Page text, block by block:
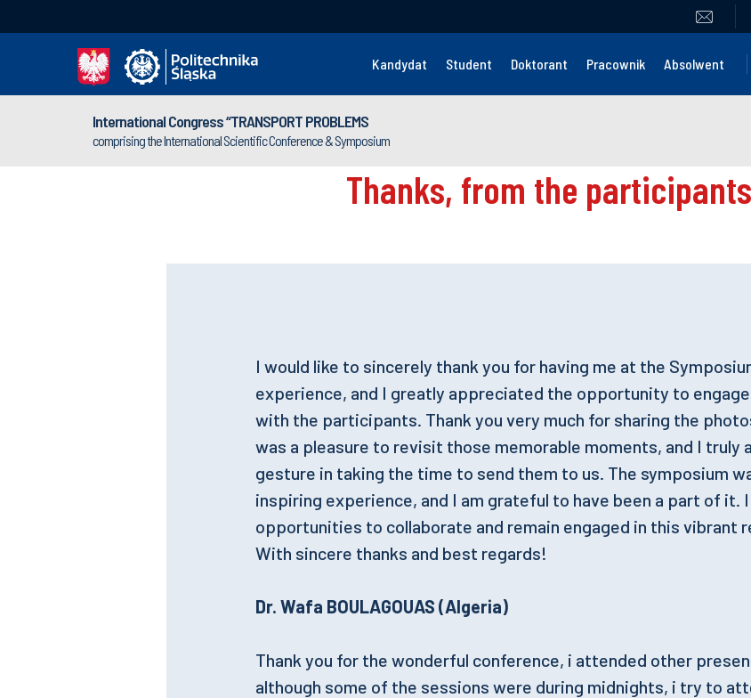
Kandydat Student Doktorant Pracownik Absolwent
International Congress “TRANSPORT PROBLEMS
comprising the International Scientific Conference & Symposium
I would like to sincerely thank you for having me at the
experience, and I greatly appreciated the opportunity to
with the participants. Thank you very much for sharing the
was a pleasure to revisit those memorable moments, and I truly
gesture in taking the time to send them to us. The symposium
inspiring experience, and I am grateful to have been a part of it.
opportunities to collaborate and remain engaged in this vibrant
With sincere thanks and best regards!
Dr. Wafa BOULAGOUAS (Algeria)
Thank you for the wonderful conference, i attended other
although some of the sessions were during midnights, i try to